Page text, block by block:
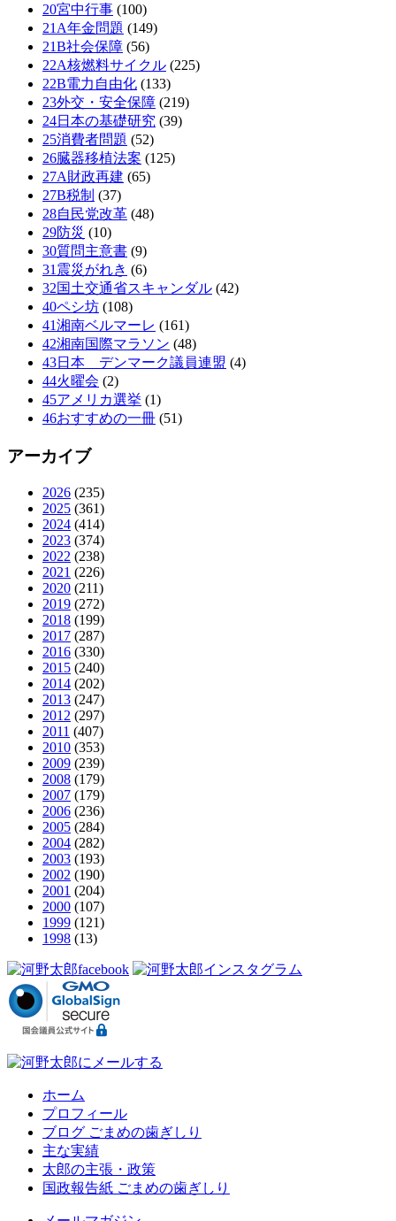
20宮中行事 (100)
21A年金問題 (149)
21B社会保障 (56)
22A核燃料サイクル (225)
22B電力自由化 (133)
23外交・安全保障 (219)
24日本の基礎研究 (39)
25消費者問題 (52)
26臓器移植法案 (125)
27A財政再建 (65)
27B税制 (37)
28自民党改革 (48)
29防災 (10)
30質問主意書 (9)
31震災がれき (6)
32国土交通省スキャンダル (42)
40ペシ坊 (108)
41湘南ベルマーレ (161)
42湘南国際マラソン (48)
43日本 デンマーク議員連盟 (4)
44火曜会 (2)
45アメリカ選挙 (1)
46おすすめの一冊 (51)
アーカイブ
2026 (235)
2025 (361)
2024 (414)
2023 (374)
2022 (238)
2021 (226)
2020 (211)
2019 (272)
2018 (199)
2017 (287)
2016 (330)
2015 (240)
2014 (202)
2013 (247)
2012 (297)
2011 (407)
2010 (353)
2009 (239)
2008 (179)
2007 (179)
2006 (236)
2005 (284)
2004 (282)
2003 (193)
2002 (190)
2001 (204)
2000 (107)
1999 (121)
1998 (13)
ホーム
プロフィール
ブログ ごまめの歯ぎしり
主な実績
太郎の主張・政策
国政報告紙 ごまめの歯ぎしり